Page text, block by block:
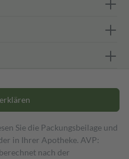
Sie die Packungsbeilage und
in Ihrer Apotheke. AVP:
nach der